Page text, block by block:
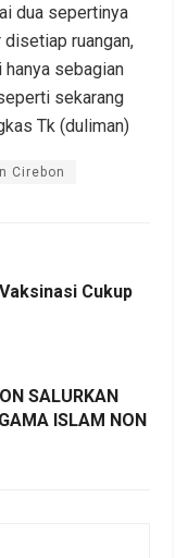
dua sepertinya
ruangan,
sebagian
sekarang
Tk (duliman)
Cirebon
Cukup
SALURKAN
ISLAM NON